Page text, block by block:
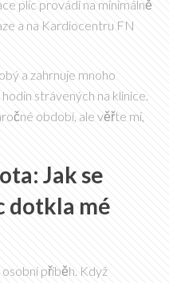
plic provádí na minimálně
a na Kardiocentru FN
a zahrnuje mnoho
strávených na klinice.
období, ale věřte mi,
Jak se
dotkla mé
příběh. Když